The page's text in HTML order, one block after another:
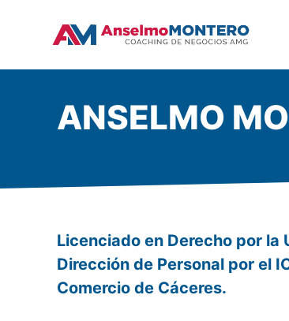
ANSELMO
Licenciado en Derecho por la
Dirección de Personal por el
Comercio de Cáceres.